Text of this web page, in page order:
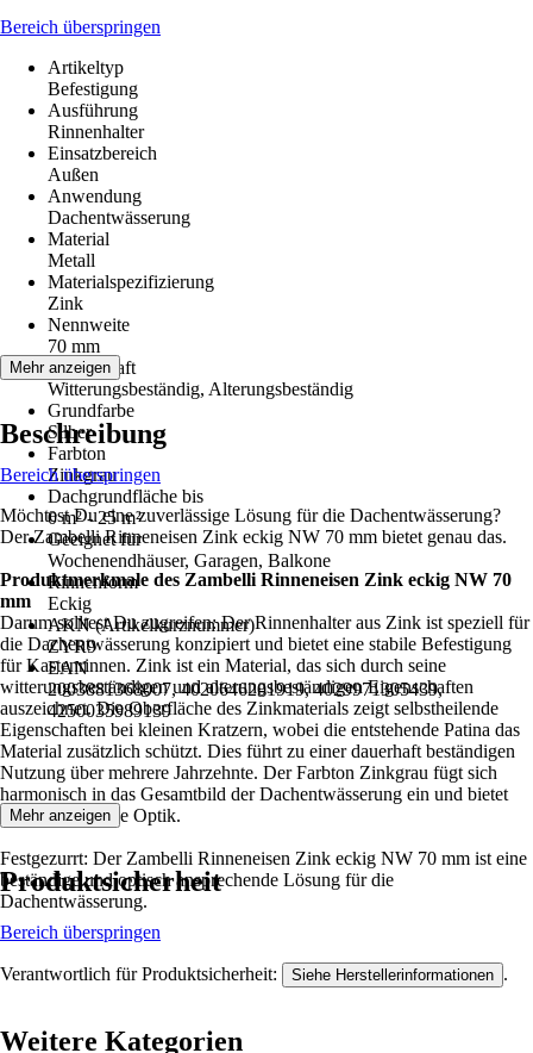
Bereich überspringen
Artikeltyp
Befestigung
Ausführung
Rinnenhalter
Einsatzbereich
Außen
Anwendung
Dachentwässerung
Material
Metall
Materialspezifizierung
Zink
Nennweite
70 mm
Eigenschaft
Witterungsbeständig, Alterungsbeständig
Grundfarbe
Silber
Farbton
Zinkgrau
Dachgrundfläche bis
0 m² - 25 m²
Geeignet für
Wochenendhäuser, Garagen, Balkone
Rinnenform
Eckig
AKN (Artikelkurznummer)
ZYR9
EAN
2003881368007, 4020646201919, 4029971305439,
4250035989139
Mehr anzeigen
Beschreibung
Bereich überspringen
Möchtest Du eine zuverlässige Lösung für die Dachentwässerung?
Der Zambelli Rinneneisen Zink eckig NW 70 mm bietet genau das.
Produktmerkmale des Zambelli Rinneneisen Zink eckig NW 70
mm
Darum solltest Du zugreifen: Der Rinnenhalter aus Zink ist speziell für
die Dachentwässerung konzipiert und bietet eine stabile Befestigung
für Kastenrinnen. Zink ist ein Material, das sich durch seine
witterungsbeständigen und alterungsbeständigen Eigenschaften
auszeichnet. Die Oberfläche des Zinkmaterials zeigt selbstheilende
Eigenschaften bei kleinen Kratzern, wobei die entstehende Patina das
Material zusätzlich schützt. Dies führt zu einer dauerhaft beständigen
Nutzung über mehrere Jahrzehnte. Der Farbton Zinkgrau fügt sich
harmonisch in das Gesamtbild der Dachentwässerung ein und bietet
eine hochwertige Optik.
Festgezurrt: Der Zambelli Rinneneisen Zink eckig NW 70 mm ist eine
beständige und optisch ansprechende Lösung für die
Dachentwässerung.
Mehr anzeigen
Produktsicherheit
Bereich überspringen
Verantwortlich für Produktsicherheit: Siehe Herstellerinformationen .
Weitere Kategorien